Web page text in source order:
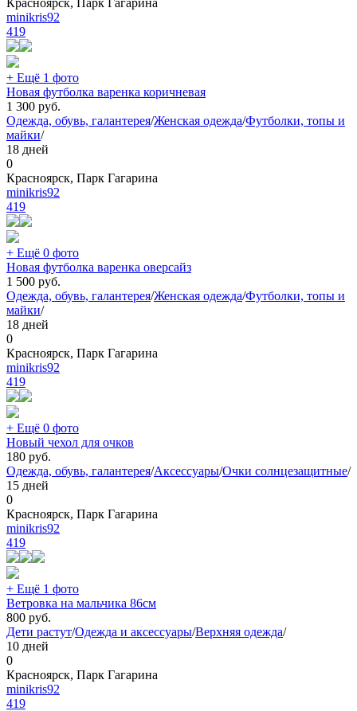
Красноярск, Парк Гагарина
minikris92
419
+ Ещё 1 фото
Новая футболка варенка коричневая
1 300 руб.
Одежда, обувь, галантерея/Женская одежда/Футболки, топы и
майки/
18 дней
0
Красноярск, Парк Гагарина
minikris92
419
+ Ещё 0 фото
Новая футболка варенка оверсайз
1 500 руб.
Одежда, обувь, галантерея/Женская одежда/Футболки, топы и
майки/
18 дней
0
Красноярск, Парк Гагарина
minikris92
419
+ Ещё 0 фото
Новый чехол для очков
180 руб.
Одежда, обувь, галантерея/Аксессуары/Очки солнцезащитные/
15 дней
0
Красноярск, Парк Гагарина
minikris92
419
+ Ещё 1 фото
Ветровка на мальчика 86см
800 руб.
Дети растут/Одежда и аксессуары/Верхняя одежда/
10 дней
0
Красноярск, Парк Гагарина
minikris92
419